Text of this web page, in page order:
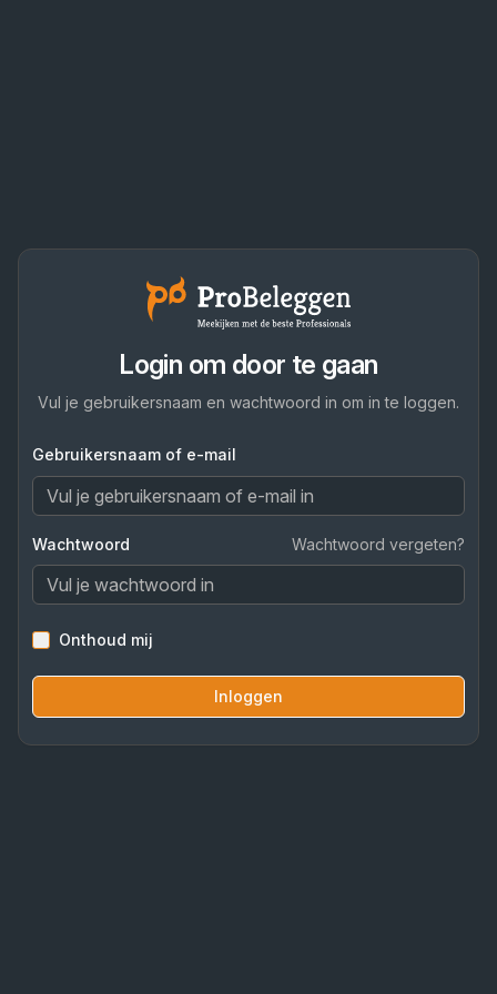
Login om door te gaan
Vul je gebruikersnaam en wachtwoord in om in te loggen.
Gebruikersnaam of e-mail
Wachtwoord Wachtwoord vergeten?
Onthoud mij
Inloggen